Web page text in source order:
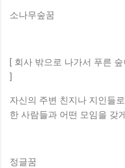
소나무숲꿈
[ 회사 밖으로 나가서 푸른
]
자신의 주변 친지나 지인들
한 사람들과 어떤 모임을 갖
정글꿈